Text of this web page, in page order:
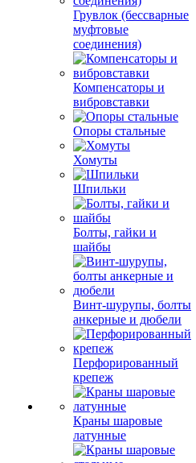
Грувлок (бессварные
муфтовые
соединения)
Компенсаторы и
вибровставки
Опоры стальные
Хомуты
Шпильки
Болты, гайки и
шайбы
Винт-шурупы, болты
анкерные и дюбели
Перфорированный
крепеж
Краны шаровые
латунные